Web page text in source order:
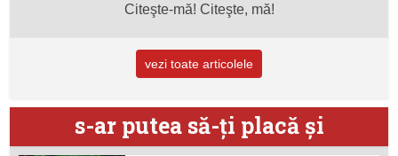
Citeşte-mă! Citeşte, mă!
vezi toate articolele
s-ar putea să-ţi placă şi